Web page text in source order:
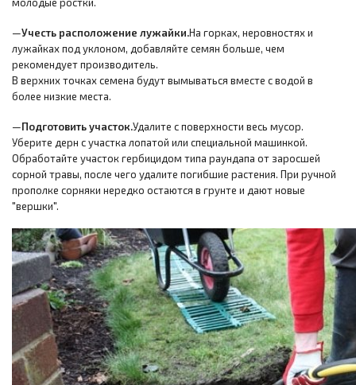
—Учесть расположение лужайки.На горках, неровностях и
лужайках под уклоном, добавляйте семян больше, чем
рекомендует производитель.
В верхних точках семена будут вымываться вместе с водой в
более низкие места.
—Подготовить участок.Удалите с поверхности весь мусор.
Уберите дерн с участка лопатой или специальной машинкой.
Обработайте участок гербицидом типа раундапа от заросшей
сорной травы, после чего удалите погибшие растения. При ручной
прополке сорняки нередко остаются в грунте и дают новые
"вершки".